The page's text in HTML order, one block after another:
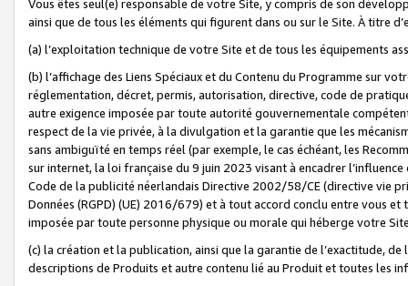
Vous êtes seul(e) responsable de votre Site, y compris de son
ainsi que de tous les éléments qui figurent dans ou sur le Site. À titre
(a) l’exploitation technique de votre Site et de tous les équipements
(b) l’affichage des Liens Spéciaux et du Contenu du Programme sur
réglementation, décret, permis, autorisation, directive, code de
autre exigence imposée par toute autorité gouvernementale
respect de la vie privée, à la divulgation et la garantie que les
sans ambiguïté en temps réel (par exemple, le cas échéant, les
sur internet, la loi française du 9 juin 2023 visant à encadrer
Code de la publicité néerlandais Directive 2002/58/CE (directive vie
Données (RGPD) (UE) 2016/679) et à tout accord conclu entre vous
imposée par toute personne physique ou morale qui héberge votre
(c) la création et la publication, ainsi que la garantie de l’exactitude,
descriptions de Produits et autre contenu lié au Produit et toutes les